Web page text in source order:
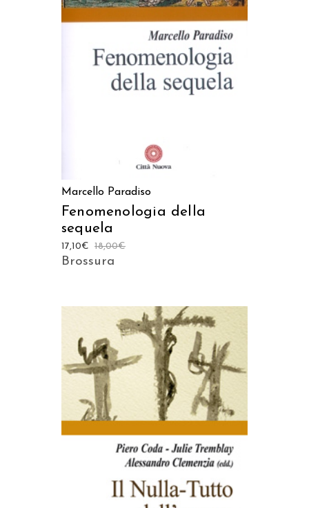
AGGIUNGI AL CARRELLO
Marcello Paradiso
Fenomenologia della
sequela
18,00€
17,10€
Brossura
AGGIUNGI AL CARRELLO